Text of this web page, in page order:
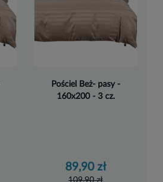
Pościel Beż- pasy -
160x200 - 3 cz.
89,90 zł